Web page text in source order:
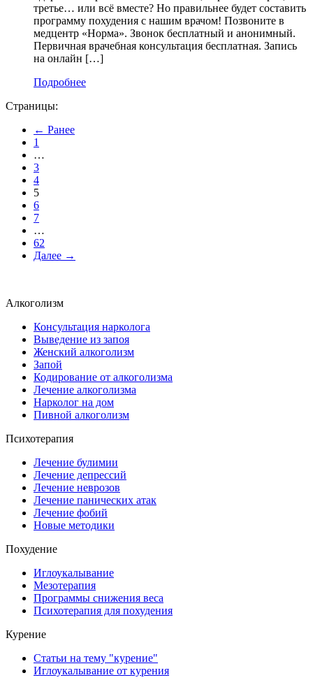
третье… или всё вместе? Но правильнее будет составить
программу похудения с нашим врачом! Позвоните в
медцентр «Норма». Звонок бесплатный и анонимный.
Первичная врачебная консультация бесплатная. Запись
на онлайн […]
Подробнее
Страницы:
← Ранее
1
…
3
4
5
6
7
…
62
Далее →
Алкоголизм
Консультация нарколога
Выведение из запоя
Женский алкоголизм
Запой
Кодирование от алкоголизма
Лечение алкоголизма
Нарколог на дом
Пивной алкоголизм
Психотерапия
Лечение булимии
Лечение депрессий
Лечение неврозов
Лечение панических атак
Лечение фобий
Новые методики
Похудение
Иглоукалывание
Мезотерапия
Программы снижения веса
Психотерапия для похудения
Курение
Статьи на тему "курение"
Иглоукалывание от курения